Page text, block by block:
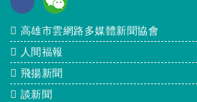
高雄市雲網路多媒體新聞協會
人間福報
飛揚新聞
談新聞